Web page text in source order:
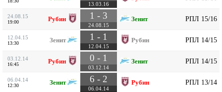
13.03.16
24.08.15
19:00 Рубин 1 - 3
24.08.15
Зенит РПЛ 15/16
12.04.15
13:30 Зенит 1 - 1
12.04.15
Рубин РПЛ 14/15
03.12.14
16:45 Рубин 0 - 1
03.12.14
Зенит РПЛ 14/15
06.04.14
12:30 Зенит 6 - 2
06.04.14
Рубин РПЛ 13/14